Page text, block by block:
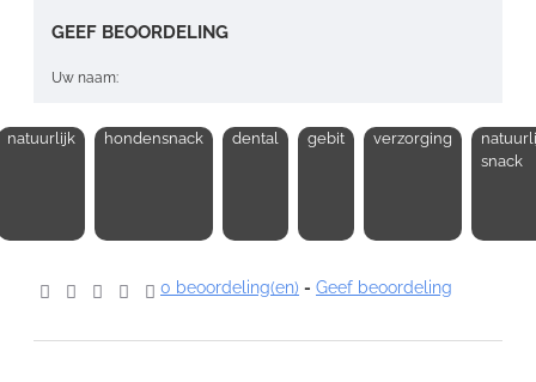
GEEF BEOORDELING
Uw naam:
Opmerking:
Waardering:
natuurlijk hondensnack dental gebit verzorging
snack
0 beoordeling(en) - Geef beoordeling